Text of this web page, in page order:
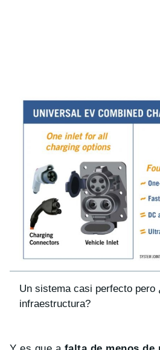
Un sistema casi perfecto pero
infraestructura?